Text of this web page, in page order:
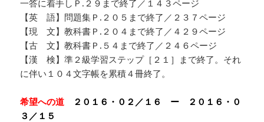
一答に着手しＰ.２９まで終了／１４３ページ
【英 語】問題集Ｐ.２０５まで終了／２３７ページ
【現 文】教科書Ｐ.２０４まで終了／４２９ページ
【古 文】教科書Ｐ.５４まで終了／２４６ページ
【漢 検】準２級学習ステップ［２１］まで終了。それ
に伴い１０４文字帳を累積４冊終了。
希望への道 ２０１６・０２／１６ ー ２０１６・０
３／１５